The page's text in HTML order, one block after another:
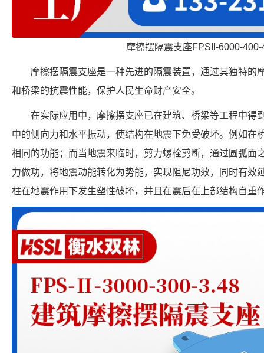
摩擦摆隔震支座FPSII-6000-400-
摩擦摆隔震支座是一种先进的隔震装置，通过其独特的
和桥梁的抗震性能，保护人民生命财产安全。
在实际应用中，摩擦摆支座已在建筑、桥梁等工程中得
中的侧向力和水平振动，使结构在地震下免受破坏。例如在
相同的功能；而当地震来临时，剪力螺栓剪断，通过圆弧面
力做功，将地震动能转化为势能，实现阻尼功效，同时有效
柱在地震作用下发生塑性破坏，并且在震后在上部结构自重